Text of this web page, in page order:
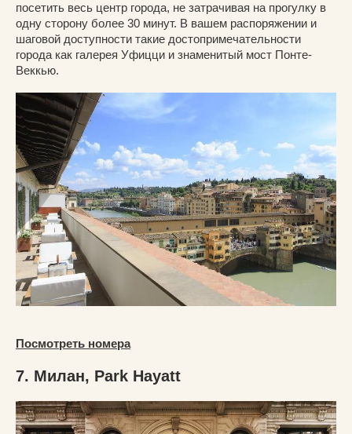
посетить весь центр города, не затрачивая на прогулку в
одну сторону более 30 минут. В вашем распоряжении и
шаговой доступности такие достопримечательности
города как галерея Уфицци и знаменитый мост Понте-
Веккью.
Посмотреть номера
7. Милан, Park Hayatt